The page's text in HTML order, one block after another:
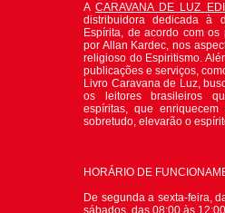
ACARAVANA DE LUZ
distribuidora dedicada à
Espírita, de acordo com
por Allan Kardec, nos
religioso do Espiritismo.
publicações e serviços,
Livro Caravana de Luz,
os leitores brasileiros
espíritas, que
sobretudo, elevarão o
HORÁRIO DE
De segunda a sexta-feira,
sábados, das 08:00 às